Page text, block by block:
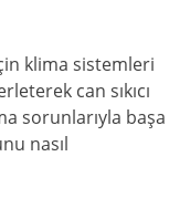
klima sistemleri
can sıkıcı
sorunlarıyla başa
nasıl